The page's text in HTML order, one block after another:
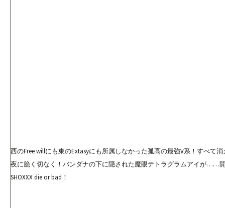
西のFree willにも東のExtasyにも所属しなかった孤高の最強V系！すべて
夜に脆く切なく！バンダナの下に隠された魔眼テトラグラムアイが……
SHOXXX die or bad！